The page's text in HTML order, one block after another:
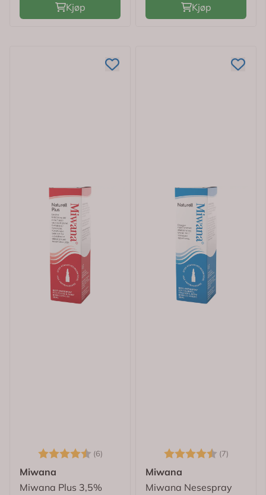
Kjøp Kjøp
Karakter: (6)
4.7 av 5 mulige
Miwana
Miwana Plus 3,5%
Karakter: (7)
Miwana
Miwana Nesespray